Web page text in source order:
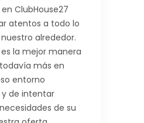
ClubHouse27
atentos a todo lo
alrededor.
la mejor manera
más en
entorno
de intentar
de su